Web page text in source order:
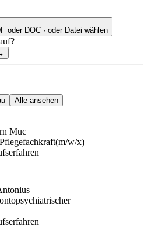
oder DOC · oder Datei wählen
Alle ansehen
Muc
(m/w/x)